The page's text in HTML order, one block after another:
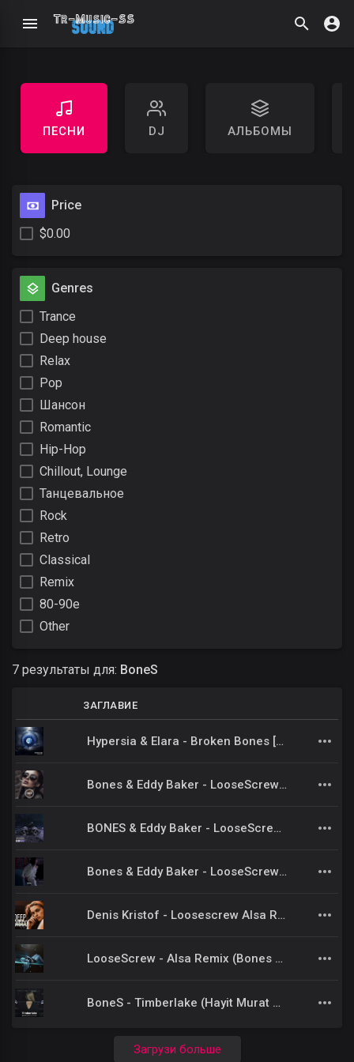
ПЕСНИ DJ АЛЬБОМЫ
Price
$0.00
Genres
Trance
Deep house
Relax
Pop
Шансон
Romantic
Hip-Hop
Chillout, Lounge
Танцевальное
Rock
Retro
Classical
Remix
80-90е
Other
7 результаты для: BoneS
ЗАГЛАВИЕ
Hypersia & Elara - Broken Bones [RNM] Extended
Bones & Eddy Baker - LooseScrew (ZERRID Remix)
BONES & Eddy Baker - LooseScrew (DIEZZ Remix)
Bones & Eddy Baker - LooseScrew (SEE PRO REMIX)
Denis Kristof - Loosescrew Alsa Remix Bones and Eddy Baker Deep House Remix-2024
LooseScrew - Alsa Remix (Bones & Eddy Baker) Deep House Remix
BoneS - Timberlake (Hayit Murat Remix)
Загрузи больше